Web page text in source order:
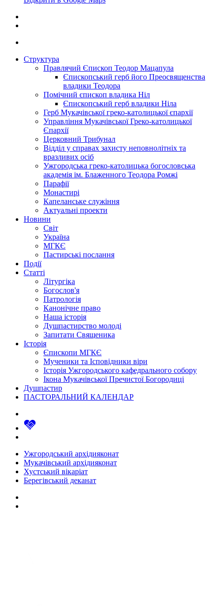
Структура
Правлячий Єпископ Теодор Мацапула
Єпископський герб його Преосвященства
владики Теодора
Помічний єпископ владика Ніл
Єпископський герб владики Ніла
Герб Мукачівської греко-католицької єпархії
Управління Мукачівської Греко-католицької
Єпархії
Церковний Трибунал
Відділ у справах захисту неповнолітніх та
вразливих осіб
Ужгородська греко-католицька богословська
академія ім. Блаженного Теодора Ромжі
Парафії
Монастирі
Капеланське служіння
Актуальні проекти
Новини
Світ
Україна
МГКЄ
Пастирські послання
Події
Статті
Літургіка
Богослов'я
Патрологія
Канонічне право
Наша історія
Душпастирство молоді
Запитати Священика
Історія
Єпископи МГКЄ
Мученики та Ісповідники віри
Історія Ужгородського кафедрального собору
Ікона Мукачівської Пречистої Богородиці
Душпастир
ПАСТОРАЛЬНИЙ КАЛЕНДАР
Ужгородський архідияконат
Мукачівський архідияконат
Хустський вікаріат
Берегівський деканат